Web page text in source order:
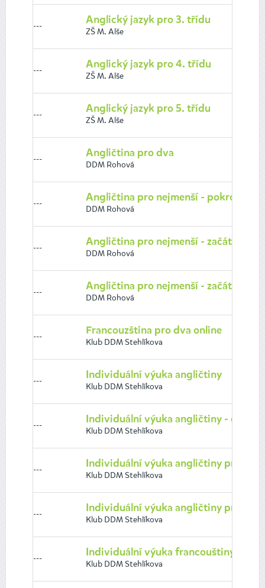
---
Anglický jazyk pro 3. třídu
ZŠ M. Alše
---
Anglický jazyk pro 4. třídu
ZŠ M. Alše
---
Anglický jazyk pro 5. třídu
ZŠ M. Alše
---
Angličtina pro dva
DDM Rohová
---
Angličtina pro nejmenší - pokročilí 5-
DDM Rohová
---
Angličtina pro nejmenší - začátečníci
DDM Rohová
---
Angličtina pro nejmenší - začátečníci
DDM Rohová
---
Francouzština pro dva online
Klub DDM Stehlíkova
---
Individuální výuka angličtiny
Klub DDM Stehlíkova
---
Individuální výuka angličtiny - online
Klub DDM Stehlíkova
---
Individuální výuka angličtiny pro
Klub DDM Stehlíkova
---
Individuální výuka angličtiny pro
Klub DDM Stehlíkova
---
Individuální výuka francouštiny -
Klub DDM Stehlíkova